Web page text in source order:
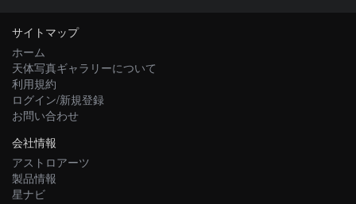
サイトマップ
ホーム
天体写真ギャラリーについて
利用規約
ログイン/新規登録
お問い合わせ
会社情報
アストロアーツ
製品情報
星ナビ